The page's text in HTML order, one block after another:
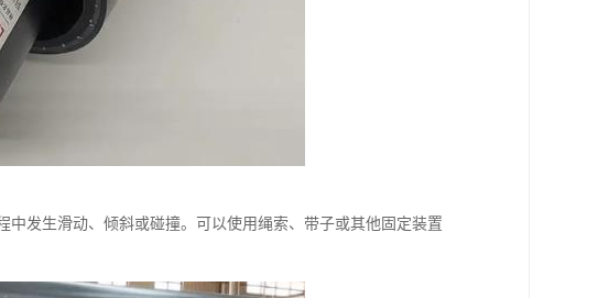
发生滑动、倾斜或碰撞。可以使用绳索、带子或其他固定装置